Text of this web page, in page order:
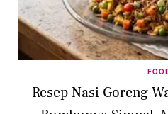
Resep Nasi Goreng